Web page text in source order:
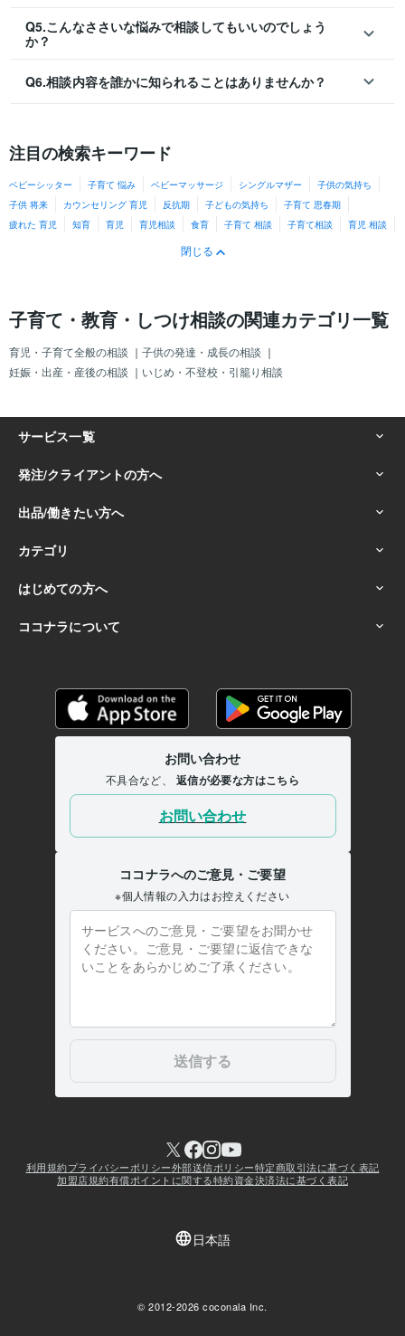
Q5.こんなささいな悩みで相談してもいいのでしょう
か？
Q6.相談内容を誰かに知られることはありませんか？
注目の検索キーワード
ベビーシッター 子育て 悩み ベビーマッサージ シングルマザー
子供の気持ち
子供 将来
カウンセリング 育児 反抗期 子どもの気持ち
子育て 思春期
疲れた 育児
知育 育児 育児相談 食育 子育て 相談 子育て相談 育児 相談
閉じる
子育て・教育・しつけ相談の関連カテゴリ一覧
育児・子育て全般の相談 ｜ 子供の発達・成長の相談 ｜
妊娠・出産・産後の相談 ｜ いじめ・不登校・引籠り相談